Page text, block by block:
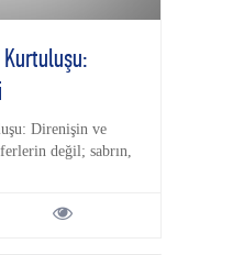
Kurtuluşu:
Direnişin ve
değil; sabrın,